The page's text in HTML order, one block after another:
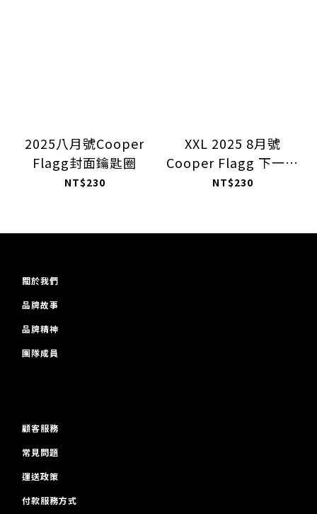
2025八月號Cooper
Flagg封面鑰匙圈
NT$230
XXL 2025 8月號
Cooper Flagg 下一個
白人希望？
NT$230
關於我們
品牌故事
品牌精神
團隊成員
顧客服務
常見問題
運送政策
付款服務方式